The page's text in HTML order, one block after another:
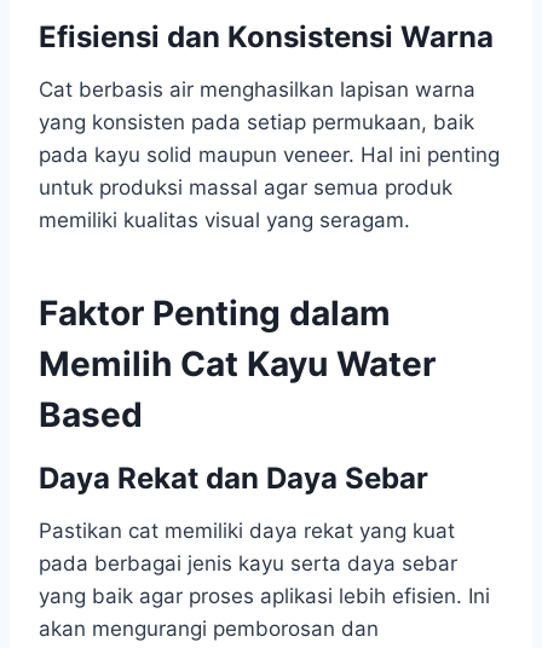
Efisiensi dan Konsistensi Warna
Cat berbasis air menghasilkan lapisan warna
yang konsisten pada setiap permukaan, baik
pada kayu solid maupun veneer. Hal ini penting
untuk produksi massal agar semua produk
memiliki kualitas visual yang seragam.
Faktor Penting dalam
Memilih Cat Kayu Water
Based
Daya Rekat dan Daya Sebar
Pastikan cat memiliki daya rekat yang kuat
pada berbagai jenis kayu serta daya sebar
yang baik agar proses aplikasi lebih efisien. Ini
akan mengurangi pemborosan dan